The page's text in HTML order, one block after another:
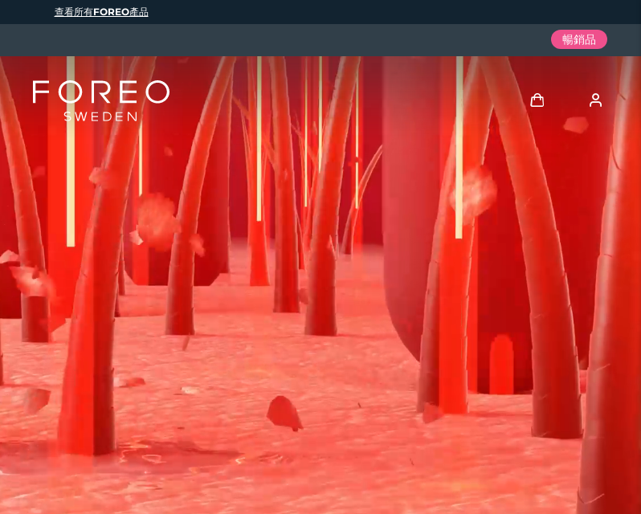
查看所有FOREO產品
暢銷品
我的設備
我的訂單
我的地址
我的訂閱